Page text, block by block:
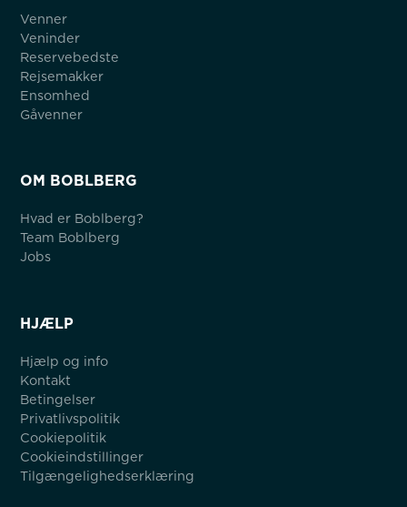
Venner
Veninder
Reservebedste
Rejsemakker
Ensomhed
Gåvenner
OM BOBLBERG
Hvad er Boblberg?
Team Boblberg
Jobs
HJÆLP
Hjælp og info
Kontakt
Betingelser
Privatlivspolitik
Cookiepolitik
Cookieindstillinger
Tilgængelighedserklæring